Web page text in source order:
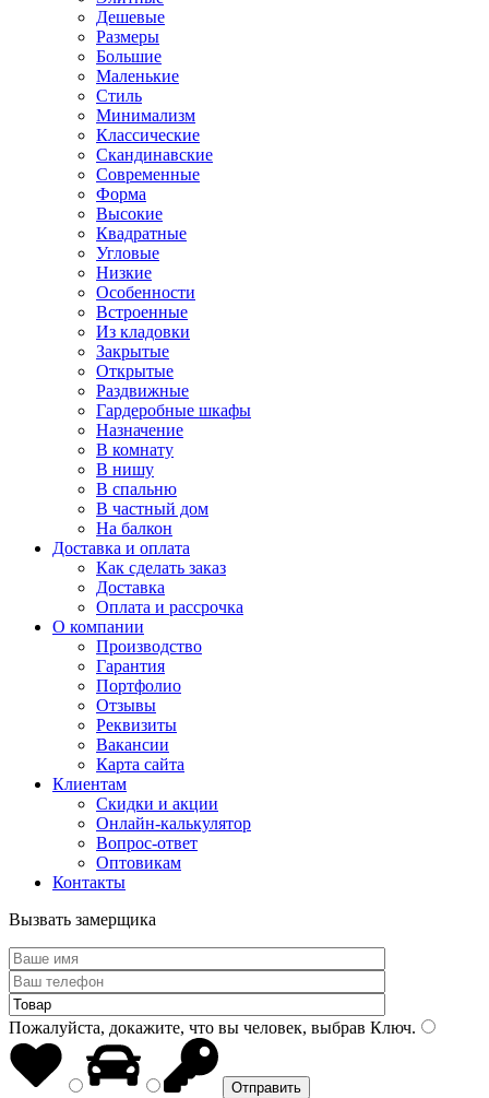
Дешевые
Размеры
Большие
Маленькие
Стиль
Минимализм
Классические
Скандинавские
Современные
Форма
Высокие
Квадратные
Угловые
Низкие
Особенности
Встроенные
Из кладовки
Закрытые
Открытые
Раздвижные
Гардеробные шкафы
Назначение
В комнату
В нишу
В спальню
В частный дом
На балкон
Доставка и оплата
Как сделать заказ
Доставка
Оплата и рассрочка
О компании
Производство
Гарантия
Портфолио
Отзывы
Реквизиты
Вакансии
Карта сайта
Клиентам
Скидки и акции
Онлайн-калькулятор
Вопрос-ответ
Оптовикам
Контакты
Вызвать замерщика
Пожалуйста, докажите, что вы человек, выбрав Ключ.